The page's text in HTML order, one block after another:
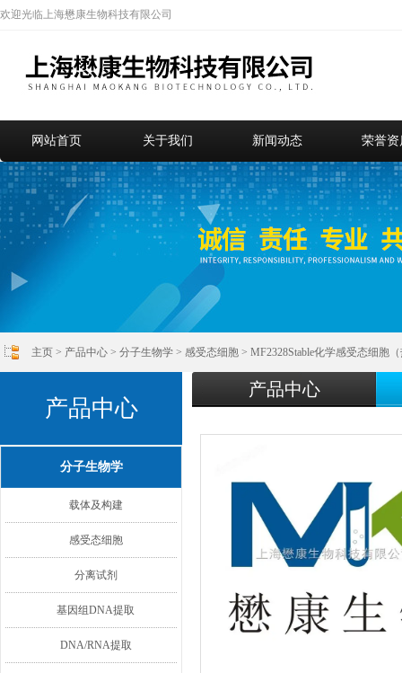
欢迎光临上海懋康生物科技有限公司
网站首页 关于我们 新闻动态 荣誉资
主页 > 产品中心 > 分子生物学 > 感受态细胞 > MF2328Stable化学感受态细胞
产品中心
分子生物学
载体及构建
感受态细胞
分离试剂
基因组DNA提取
DNA/RNA提取
产品中心